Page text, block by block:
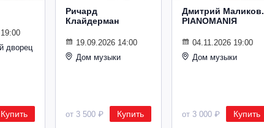
дворец
Купить
Ричард
Клайдерман
19.09.2026 14:00
Дом музыки
от 3 500 ₽ Купить
Дмитрий Маликов.
PIANOMANIЯ
04.11.2026 19:00
Дом музыки
от 3 000 ₽ Купить